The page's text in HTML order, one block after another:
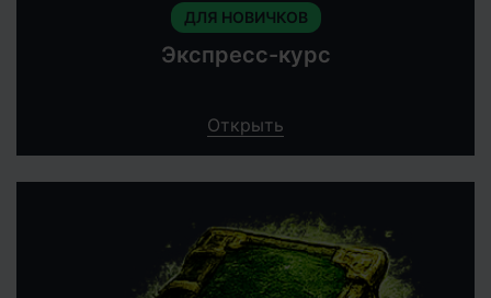
ДЛЯ НОВИЧКОВ
Экспресс-курс
Открыть